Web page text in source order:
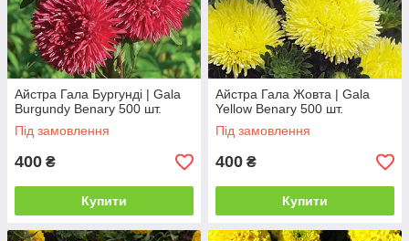
Айстра Гала Бургунді | Gala
Burgundy Benary 500 шт.
Під замовлення
400 ₴
Купити
Айстра Гала Жовта | Gala
Yellow Benary 500 шт.
Під замовлення
400 ₴
Купити